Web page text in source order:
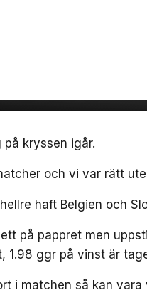
kryssen igår.
och vi var rätt
haft Belgien och
på pappret men
1.98 ggr på vinst är
i matchen så kan